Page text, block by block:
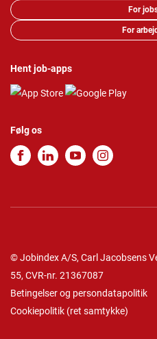
For
For
Hent job-apps
Følg os
© Jobindex A/S, Carl Jacobsens
55, CVR-nr. 21367087
Betingelser og persondatapolitik
Cookiepolitik (ret samtykke)